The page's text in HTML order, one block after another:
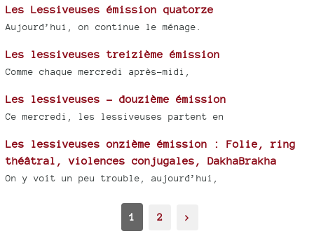
Les Lessiveuses émission quatorze
Aujourd’hui, on continue le ménage.
Les lessiveuses treizième émission
Comme chaque mercredi après-midi,
Les lessiveuses - douzième émission
Ce mercredi, les lessiveuses partent en
Les lessiveuses onzième émission : Folie, ring
théâtral, violences conjugales, DakhaBrakha
On y voit un peu trouble, aujourd’hui,
1 2 >